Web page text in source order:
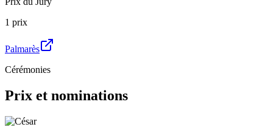
1 prix
Palmarès
Cérémonies
Prix et nominations